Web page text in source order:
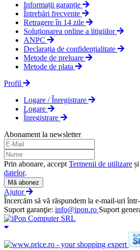
Informații garanție
Întrebări frecvente
Retragere în 14 zile
Soluționarea online a litigiilor
ANPC
Declarația de confidențialitate
Metode de preluare
Metode de plata
Profil
Logare / Înregistrare
Logare
Înregistrare
Abonament la newsletter
Prin abonare, accept Termenii de utilizare și
datelor.
Mă abonez
Ajutor
Încercăm să vă răspundem la e-mail-uri
Suport garanţie: info@ipon.ro Suport